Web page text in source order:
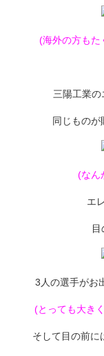
(海外の方もた
三陽工業の
同じものが
(なん
エ
目
3人の選手がお
(とっても大き
そして目の前に